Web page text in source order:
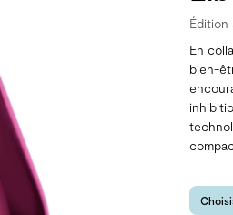
Édition
En
bien-